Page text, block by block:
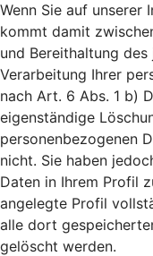
Wenn Sie auf unserer
kommt damit
und Bereithaltung
Verarbeitung Ihrer
nach Art. 6 Abs. 1 b)
eigenständige
personenbezogenen
nicht. Sie haben
Daten in Ihrem Profil
angelegte Profil
alle dort
gelöscht werden.